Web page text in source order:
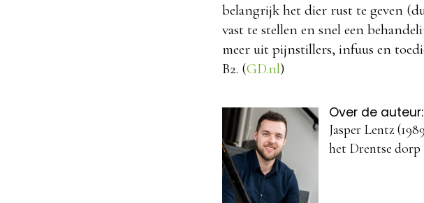
belangrijk het dier rust te geven
vast te stellen en snel een
meer uit pijnstillers, infuus en
B2. (GD.nl)
Over de
Jasper Lentz
het Drentse dorp